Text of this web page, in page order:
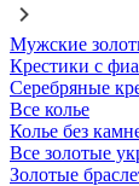
Мужские
Крестики с
Серебряные
Все колье
Колье без
Все золотые
Золотые